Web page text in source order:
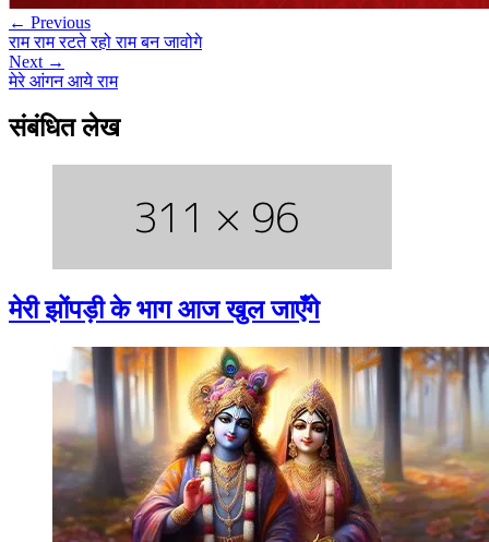
← Previous
राम राम रटते रहो राम बन जावोगे
Next →
मेरे आंगन आये राम
संबंधित लेख
मेरी झोंपड़ी के भाग आज खुल जाएँगे